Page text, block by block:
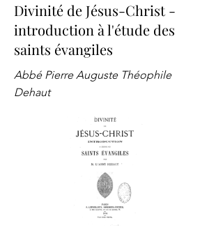
Divinité de Jésus-Christ -
introduction à l'étude des
saints évangiles
Abbé Pierre Auguste Théophile
Dehaut